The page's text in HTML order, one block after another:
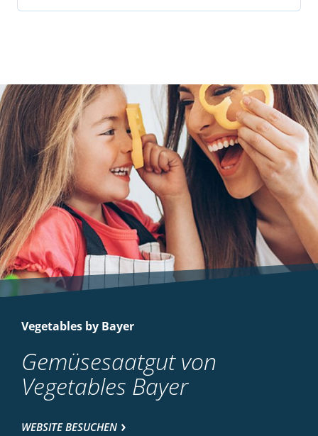
Vegetables by Bayer
Gemüsesaatgut von
Vegetables Bayer
WEBSITE BESUCHEN